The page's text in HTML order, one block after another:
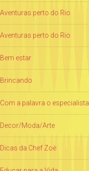
Aventuras perto do Rio
Aventuras perto do Rio
Bem estar
Brincando
Com a palavra o especialista
Decor/Moda/Arte
Dicas da Chef Zoë